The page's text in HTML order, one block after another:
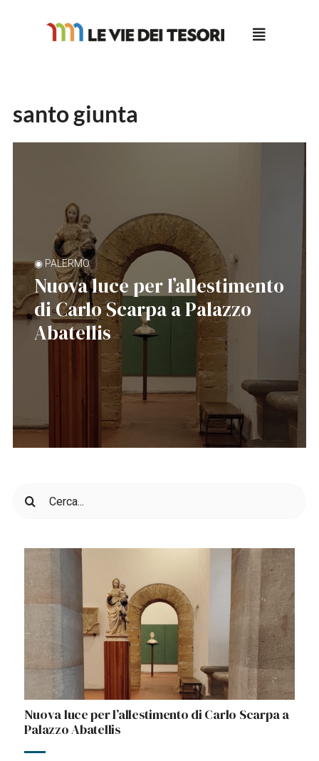
santo giunta
◉ PALERMO
Nuova luce per l’allestimento
di Carlo Scarpa a Palazzo
Abatellis
per:
Nuova luce per l’allestimento di Carlo Scarpa a
Palazzo Abatellis